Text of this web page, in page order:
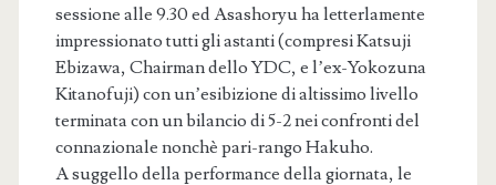
sessione alle 9.30 ed Asashoryu ha letterlamente
impressionato tutti gli astanti (compresi Katsuji
Ebizawa, Chairman dello YDC, e l’ex-Yokozuna
Kitanofuji) con un’esibizione di altissimo livello
terminata con un bilancio di 5-2 nei confronti del
connazionale nonchè pari-rango Hakuho.
A suggello della performance della giornata, le